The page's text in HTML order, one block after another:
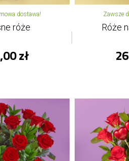
dostawa!
róże
zł
Zawsze
Róże